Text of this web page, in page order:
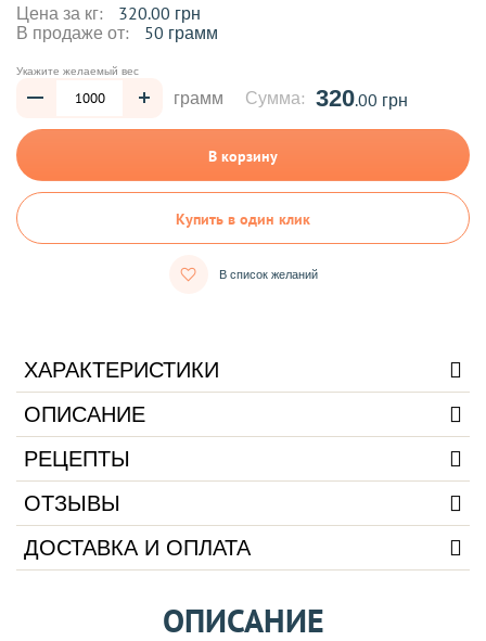
Цена за кг:
320.00 грн
В продаже от:
50 грамм
Укажите желаемый вес
грамм Сумма: 320.00 грн
В корзину
Купить в один клик
В список желаний
ХАРАКТЕРИСТИКИ
ОПИСАНИЕ
РЕЦЕПТЫ
ОТЗЫВЫ
ДОСТАВКА И ОПЛАТА
ОПИСАНИЕ